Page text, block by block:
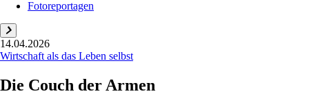
Fotoreportagen
14.04.2026
Wirtschaft als das Leben selbst
Die Couch der Armen